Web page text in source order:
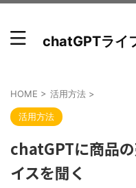
chatGPTライ
HOME > 活用方法 >
活用方法
chatGPTに商品
イスを聞く